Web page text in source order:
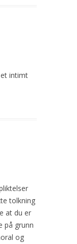
intimt
tolkning
at du er
på grunn
og